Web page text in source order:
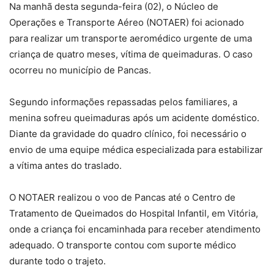
Na manhã desta segunda-feira (02), o Núcleo de
Operações e Transporte Aéreo (NOTAER) foi acionado
para realizar um transporte aeromédico urgente de uma
criança de quatro meses, vítima de queimaduras. O caso
ocorreu no município de Pancas.
Segundo informações repassadas pelos familiares, a
menina sofreu queimaduras após um acidente doméstico.
Diante da gravidade do quadro clínico, foi necessário o
envio de uma equipe médica especializada para estabilizar
a vítima antes do traslado.
O NOTAER realizou o voo de Pancas até o Centro de
Tratamento de Queimados do Hospital Infantil, em Vitória,
onde a criança foi encaminhada para receber atendimento
adequado. O transporte contou com suporte médico
durante todo o trajeto.